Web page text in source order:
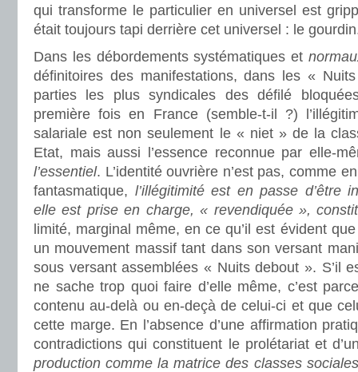
qui transforme le particulier en universel est
était toujours tapi derrière cet universel : le
Dans les débordements systématiques et
définitoires des manifestations, dans les «
parties les plus syndicales des défilé
première fois en France (semble-t-il ?)
salariale est non seulement le « niet » de la
Etat, mais aussi l’essence reconnue par elle-
l’essentiel. L’identité ouvrière n’est pas, comme
fantasmatique, l’illégitimité est en passe d’être
elle est prise en charge, « revendiquée »,
limité, marginal même, en ce qu’il est évident
un mouvement massif tant dans son versant
sous versant assemblées « Nuits debout ». S’il
ne sache trop quoi faire d’elle même, c’est
contenu au-delà ou en-deçà de celui-ci et que
cette marge. En l’absence d’une affirmation
contradictions qui constituent le prolétariat et
production comme la matrice des classes sociales